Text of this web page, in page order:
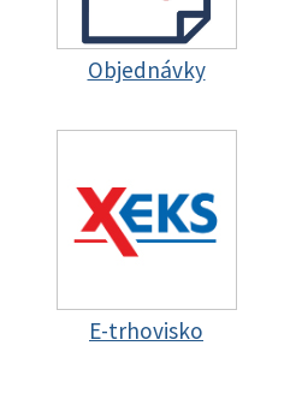
Objednávky
E-trhovisko